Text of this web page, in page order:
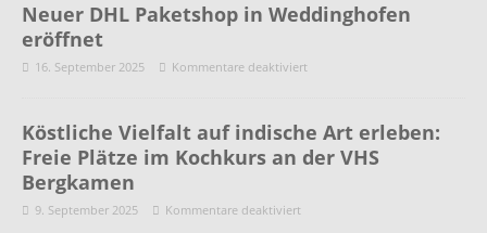
Neuer DHL Paketshop in Weddinghofen
eröffnet
16. September 2025 Kommentare deaktiviert
Köstliche Vielfalt auf indische Art erleben:
Freie Plätze im Kochkurs an der VHS
Bergkamen
9. September 2025 Kommentare deaktiviert